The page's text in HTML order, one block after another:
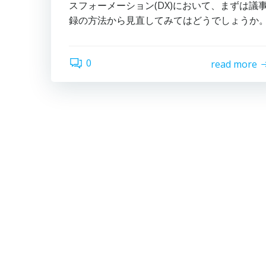
スフォーメーション(DX)において、まずは議
録の方法から見直してみてはどうでしょうか
0 read more